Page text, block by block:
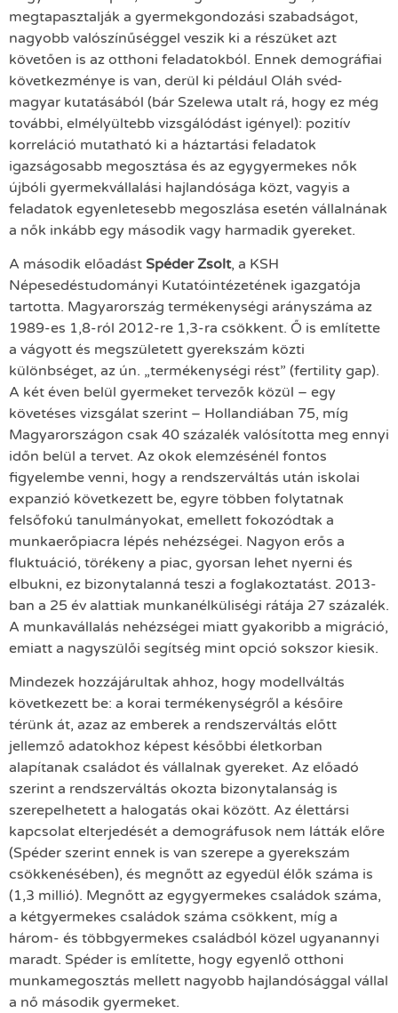
megtapasztalják a gyermekgondozási szabadságot,
nagyobb valószínűséggel veszik ki a részüket azt
követően is az otthoni feladatokból. Ennek demográfiai
következménye is van, derül ki például Oláh svéd-
magyar kutatásából (bár Szelewa utalt rá, hogy ez még
további, elmélyültebb vizsgálódást igényel): pozitív
korreláció mutatható ki a háztartási feladatok
igazságosabb megosztása és az egygyermekes nők
újbóli gyermekvállalási hajlandósága közt, vagyis a
feladatok egyenletesebb megoszlása esetén vállalnának
a nők inkább egy második vagy harmadik gyereket.
A második előadást Spéder Zsolt, a KSH
Népesedéstudományi Kutatóintézetének igazgatója
tartotta. Magyarország termékenységi arányszáma az
1989-es 1,8-ról 2012-re 1,3-ra csökkent. Ő is említette
a vágyott és megszületett gyerekszám közti
különbséget, az ún. „termékenységi rést” (fertility gap).
A két éven belül gyermeket tervezők közül – egy
követéses vizsgálat szerint – Hollandiában 75, míg
Magyarországon csak 40 százalék valósította meg ennyi
időn belül a tervet. Az okok elemzésénél fontos
figyelembe venni, hogy a rendszerváltás után iskolai
expanzió következett be, egyre többen folytatnak
felsőfokú tanulmányokat, emellett fokozódtak a
munkaerőpiacra lépés nehézségei. Nagyon erős a
fluktuáció, törékeny a piac, gyorsan lehet nyerni és
elbukni, ez bizonytalanná teszi a foglakoztatást. 2013-
ban a 25 év alattiak munkanélküliségi rátája 27 százalék.
A munkavállalás nehézségei miatt gyakoribb a migráció,
emiatt a nagyszülői segítség mint opció sokszor kiesik.
Mindezek hozzájárultak ahhoz, hogy modellváltás
következett be: a korai termékenységről a későire
térünk át, azaz az emberek a rendszerváltás előtt
jellemző adatokhoz képest későbbi életkorban
alapítanak családot és vállalnak gyereket. Az előadó
szerint a rendszerváltás okozta bizonytalanság is
szerepelhetett a halogatás okai között. Az élettársi
kapcsolat elterjedését a demográfusok nem látták előre
(Spéder szerint ennek is van szerepe a gyerekszám
csökkenésében), és megnőtt az egyedül élők száma is
(1,3 millió). Megnőtt az egygyermekes családok száma,
a kétgyermekes családok száma csökkent, míg a
három- és többgyermekes családból közel ugyanannyi
maradt. Spéder is említette, hogy egyenlő otthoni
munkamegosztás mellett nagyobb hajlandósággal vállal
a nő második gyermeket.